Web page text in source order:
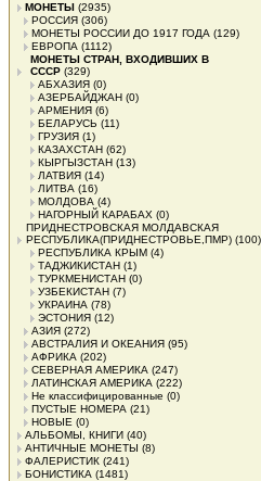
МОНЕТЫ (2935)
РОССИЯ (306)
МОНЕТЫ РОССИИ ДО 1917 ГОДА (129)
ЕВРОПА (1112)
МОНЕТЫ СТРАН, ВХОДИВШИХ В
СССР (329)
АБХАЗИЯ (0)
АЗЕРБАЙДЖАН (0)
АРМЕНИЯ (6)
БЕЛАРУСЬ (11)
ГРУЗИЯ (1)
КАЗАХСТАН (62)
КЫРГЫЗСТАН (13)
ЛАТВИЯ (14)
ЛИТВА (16)
МОЛДОВА (4)
НАГОРНЫЙ КАРАБАХ (0)
ПРИДНЕСТРОВСКАЯ МОЛДАВСКАЯ
РЕСПУБЛИКА(ПРИДНЕСТРОВЬЕ,ПМР) (100)
РЕСПУБЛИКА КРЫМ (4)
ТАДЖИКИСТАН (1)
ТУРКМЕНИСТАН (0)
УЗБЕКИСТАН (7)
УКРАИНА (78)
ЭСТОНИЯ (12)
АЗИЯ (272)
АВСТРАЛИЯ И ОКЕАНИЯ (95)
АФРИКА (202)
СЕВЕРНАЯ АМЕРИКА (247)
ЛАТИНСКАЯ АМЕРИКА (222)
Не классифицированные (0)
ПУСТЫЕ НОМЕРА (21)
НОВЫЕ (0)
АЛЬБОМЫ, КНИГИ (40)
АНТИЧНЫЕ МОНЕТЫ (8)
ФАЛЕРИСТИК (241)
БОНИСТИКА (1481)